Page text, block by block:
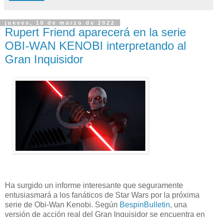
jueves, 10 de marzo de 2022
Rupert Friend aparecerá en la serie
OBI-WAN KENOBI interpretando al
Gran Inquisidor
Ha surgido un informe interesante que seguramente
entusiasmará a los fanáticos de Star Wars por la próxima
serie de Obi-Wan Kenobi. Según BespinBulletin, una
versión de acción real del Gran Inquisidor se encuentra en